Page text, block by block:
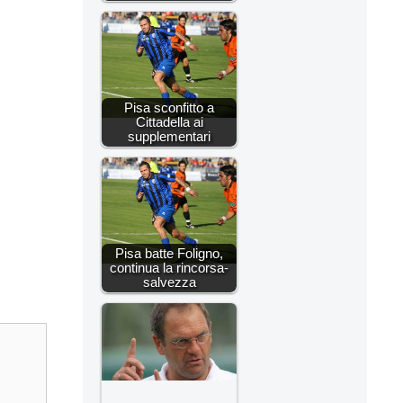
Pisa sconfitto a
Cittadella ai
supplementari
Pisa batte Foligno,
continua la rincorsa-
salvezza